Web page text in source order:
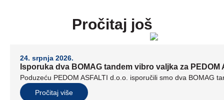
Pročitaj još
24. srpnja 2026.
Isporuka dva BOMAG tandem vibro valjka za PEDOM
Poduzeću PEDOM ASFALTI d.o.o. isporučili smo dva BOMAG
Pročitaj više